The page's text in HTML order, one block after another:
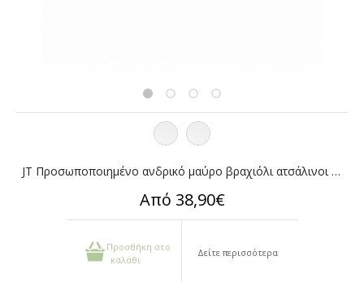
JT Προσωποποιημένο ανδρικό μαύρο βραχιόλι ατσάλινοι σωλήνες
Από 38,90€
Προσθήκη στο
καλάθι
Δείτε περισσότερα